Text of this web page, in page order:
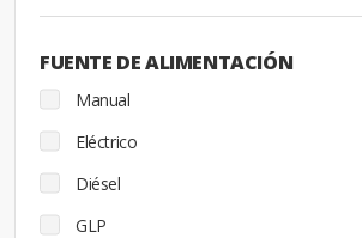
FUENTE DE ALIMENTACIÓN
Manual
Eléctrico
Diésel
GLP